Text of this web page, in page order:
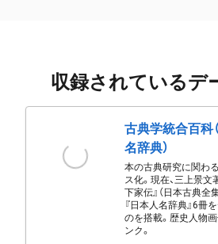
収録されているデ
古典学統合百科
名辞典）
本の古典研究に関わ
ス化。現在、三上景文
下家伝』（日本古典全
『日本人名辞典』6冊
のを搭載。歴史人物
ンク。